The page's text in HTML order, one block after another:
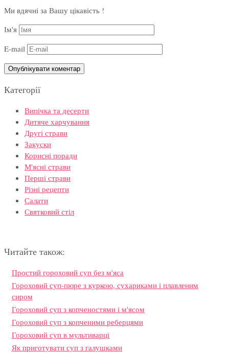
Ми вдячні за Вашу цікавість !
Ім'я
E-mail
Категорії
Випічка та десерти
Дитяче харчування
Другі страви
Закуски
Корисні поради
М'ясні страви
Перші страви
Різні рецепти
Салати
Святковий стіл
Читайте також:
Простий гороховий суп без м'яса
Гороховий суп-пюре з куркою, сухариками і плавленим
сиром
Гороховий суп з копченостями і м'ясом
Гороховий суп з копченими реберцями
Гороховий суп в мультиварці
Як приготувати суп з галушками